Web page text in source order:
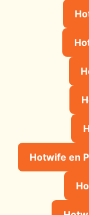
Hotwife en